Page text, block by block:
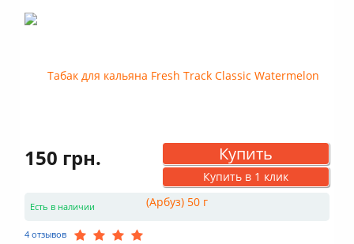
150 грн. Купить
Купить в 1 клик
Есть в наличии
4 отзывов